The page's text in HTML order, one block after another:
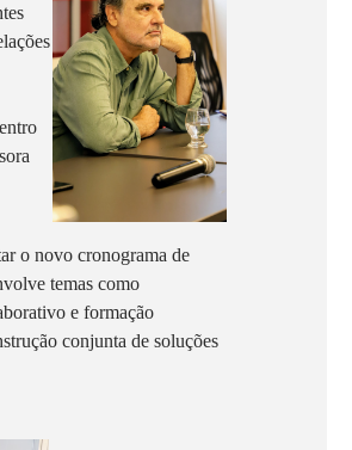
o novo cronograma de
temas como
e formação
conjunta de soluções